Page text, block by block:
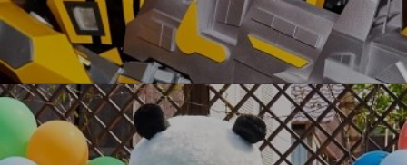
УЗНАТЬ БОЛЬШЕ
Бамблби VIP